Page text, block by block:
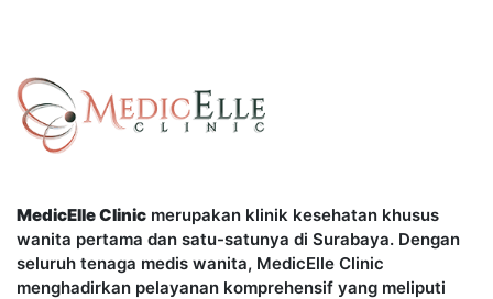
MedicElle Clinic merupakan klinik kesehatan khusus
wanita pertama dan satu-satunya di Surabaya. Dengan
seluruh tenaga medis wanita, MedicElle Clinic
menghadirkan pelayanan komprehensif yang meliputi